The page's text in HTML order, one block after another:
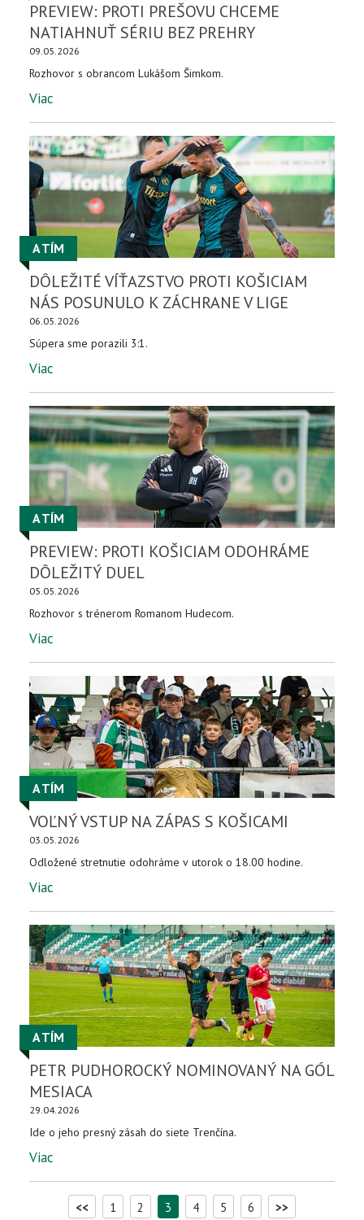
PREVIEW: PROTI PREŠOVU CHCEME
NATIAHNUŤ SÉRIU BEZ PREHRY
09.05.2026
Rozhovor s obrancom Lukášom Šimkom.
Viac
A TÍM
DÔLEŽITÉ VÍŤAZSTVO PROTI KOŠICIAM
NÁS POSUNULO K ZÁCHRANE V LIGE
06.05.2026
Súpera sme porazili 3:1.
Viac
A TÍM
PREVIEW: PROTI KOŠICIAM ODOHRÁME
DÔLEŽITÝ DUEL
05.05.2026
Rozhovor s trénerom Romanom Hudecom.
Viac
A TÍM
VOĽNÝ VSTUP NA ZÁPAS S KOŠICAMI
03.05.2026
Odložené stretnutie odohráme v utorok o 18.00 hodine.
Viac
A TÍM
PETR PUDHOROCKÝ NOMINOVANÝ NA GÓL
MESIACA
29.04.2026
Ide o jeho presný zásah do siete Trenčína.
Viac
<< 1 2 3 4 5 6 >>